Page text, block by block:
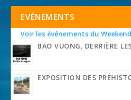
EVÉNEMENTS
Voir les événements du
BAO VUONG, DERRIÈRE
EXPOSITION DES